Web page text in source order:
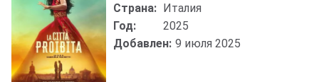
Страна: Италия
Год:
2025
Добавлен: 9 июля 2025